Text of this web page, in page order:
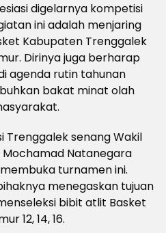
digelarnya kompetisi
ini adalah menjaring
Kabupaten Trenggalek
Dirinya juga berharap
agenda rutin tahunan
bakat minat olah
Trenggalek senang Wakil
Mochamad Natanegara
turnamen ini.
menegaskan tujuan
bibit atlit Basket
12, 14, 16.